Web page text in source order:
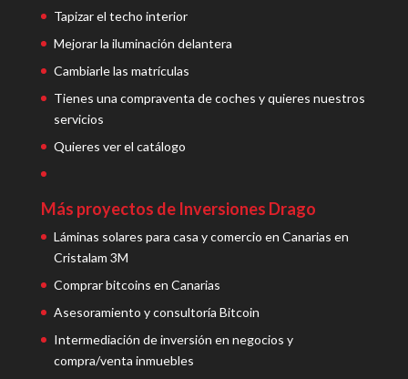
Tapizar el techo interior
Mejorar la iluminación delantera
Cambiarle las matrículas
Tienes una compraventa de coches y quieres nuestros
servicios
Quieres ver el catálogo
Más proyectos de Inversiones Drago
Láminas solares para casa y comercio en Canarias en
Cristalam 3M
Comprar bitcoins en Canarias
Asesoramiento y consultoría Bitcoin
Intermediación de inversión en negocios y
compra/venta inmuebles